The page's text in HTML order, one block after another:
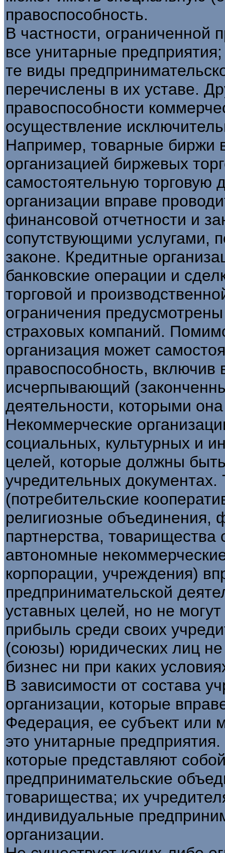
правоспособность.
В частности, ограниченной
все унитарные
те виды
перечислены в их уставе.
правоспособности
осуществление
Например, товарные биржи
организацией биржевых
самостоятельную торговую
организации вправе
финансовой отчетности и
сопутствующими услугами,
законе. Кредитные
банковские операции и
торговой и
ограничения
страховых компаний.
организация может
правоспособность,
исчерпывающий
деятельности, которыми
Некоммерческие
социальных, культурных и
целей, которые должны
учредительных документах.
(потребительские
религиозные объединения,
партнерства, товарищества
автономные
корпорации, учреждения)
предпринимательской
уставных целей, но не
прибыль среди своих
(союзы) юридических лиц
бизнес ни при каких
В зависимости от состава
организации, которые
Федерация, ее субъект или
это унитарные
которые представляют
предпринимательские
товарищества; их
индивидуальные
организации.